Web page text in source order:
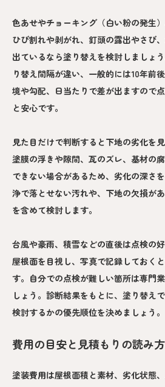
色あせやチョーキング（白い粉の発生
ひび割れや剥がれ、釘頭の露出やさび
出ているなら塗り替えを検討しましょ
り替え間隔が違い、一般的には10年前
境や勾配、日当たりで差が出ますので
と安心です。
見た目だけで判断すると下地の劣化を
塗膜の浮きや隙間、瓦のズレ、基材の
できない場合があるため、劣化の深さ
浄で落とせない汚れや、下地の欠損が
を含めて検討します。
台風や豪雨、積雪などの直後は点検の
屋根面を目視し、写真で記録しておく
す。自分での点検が難しい箇所は専門
しょう。診断結果をもとに、塗り替え
検討するかの優先順位を決めましょう。
費用の目安と見積もりの読み方
塗装費用は屋根面積と素材、劣化状態